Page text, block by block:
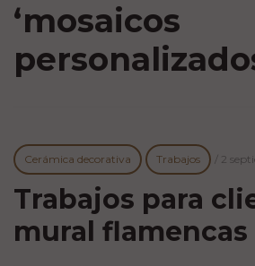
‘mosaicos
Cerámica decorativa Trabajos / 2
Trabajos para
mural flamencas